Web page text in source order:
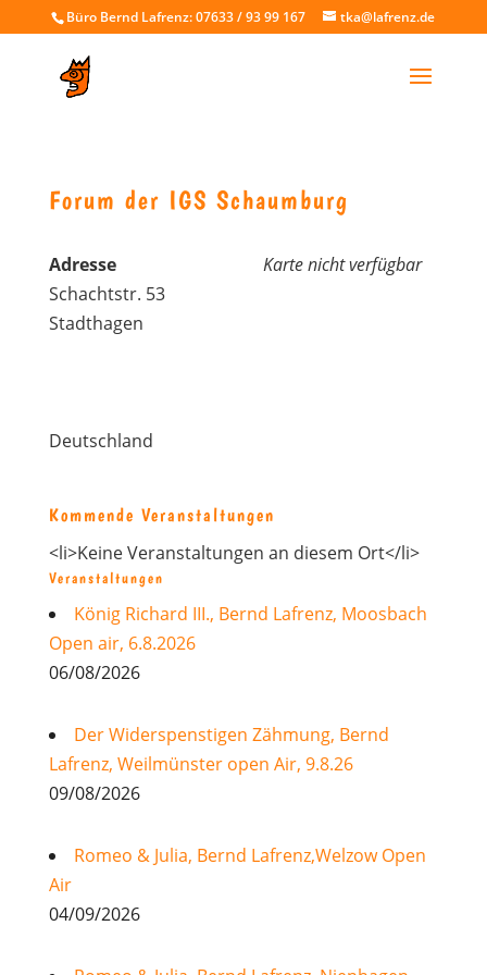
Büro Bernd Lafrenz: 07633 / 93 99 167 tka@lafrenz.de
Forum der IGS Schaumburg
Karte nicht verfügbar
Adresse
Schachtstr. 53
Stadthagen
Deutschland
Kommende Veranstaltungen
<li>Keine Veranstaltungen an diesem Ort</li>
Veranstaltungen
König Richard III., Bernd Lafrenz, Moosbach
Open air, 6.8.2026
06/08/2026
Der Widerspenstigen Zähmung, Bernd
Lafrenz, Weilmünster open Air, 9.8.26
09/08/2026
Romeo & Julia, Bernd Lafrenz,Welzow Open
Air
04/09/2026